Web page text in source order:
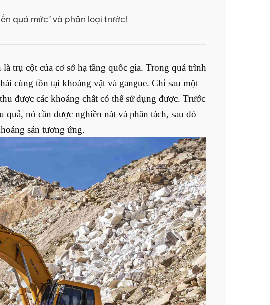
quá mức" và phân loại trước!
trụ cột của cơ sở hạ tầng quốc gia. Trong quá trình
cùng tồn tại khoáng vật và gangue. Chỉ sau một
được các khoáng chất có thể sử dụng được. Trước
nó cần được nghiền nát và phân tách, sau đó
sản tương ứng.